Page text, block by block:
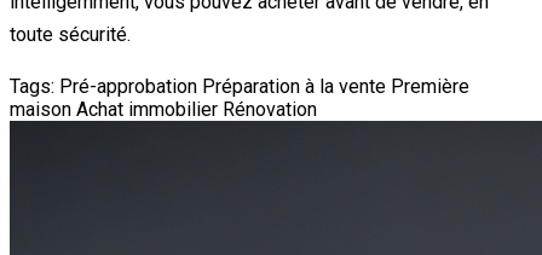
toute sécurité.
Tags: Pré-approbation Préparation à la vente Première
maison Achat immobilier Rénovation